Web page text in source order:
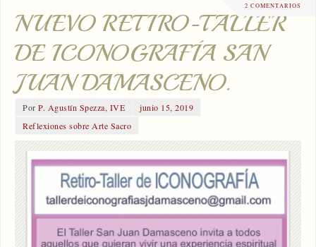
2 COMENTARIOS
NUEVO RETIRO-TALLER
DE ICONOGRAFÍA SAN
JUAN DAMASCENO.
PorP. Agustín Spezza, IVE
junio 15, 2019
Reflexiones sobre Arte Sacro